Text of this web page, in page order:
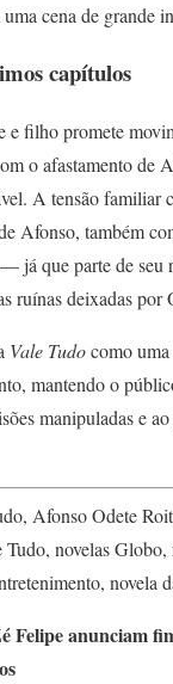
cena de grande
capítulos
e filho promete
o afastamento de
A tensão familiar
Afonso, também
já que parte de seu
ruínas deixadas por
Vale Tudocomo
mantendo o
manipuladas e
Afonso Odete
novelas Globo,
novela
Felipe anunciam